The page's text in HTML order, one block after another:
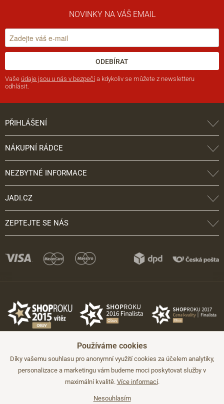
NOVINKY NA VÁŠ EMAIL
ODEBÍRAT
Vaše údaje jsou u nás v bezpečí a kdykoliv se můžete z newsletteru
odhlásit.
PŘIHLÁŠENÍ
NÁKUPNÍ RÁDCE
NEZBYTNÉ INFORMACE
JADI.CZ
ZEPTEJTE SE NÁS
©2026 JADI.cz. Užití materiálů bez souhlasu není možné.
Používáme cookies
Díky vašemu souhlasu pro anonymní využití cookies za účelem analytiky,
personalizace a marketingu vám budeme moci poskytovat služby v
maximální kvalitě. Více informací.
Nesouhlasím